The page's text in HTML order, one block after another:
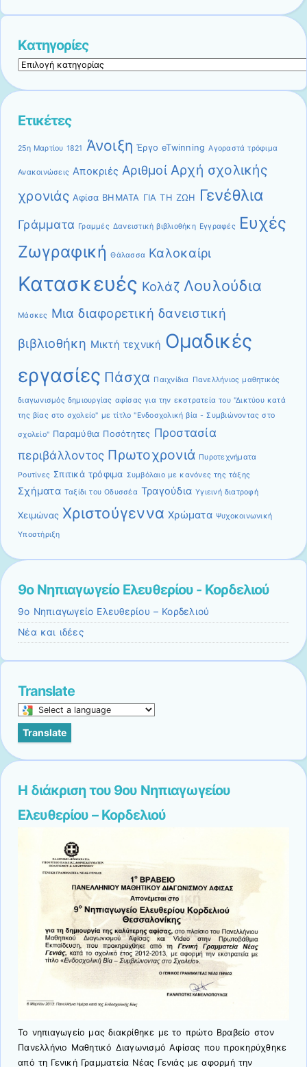
Kατηγορίες
Kατηγορίες
Ετικέτες
25η Μαρτίου 1821 Άνοιξη Έργο eTwinning Αγοραστά τρόφιμα
Ανακοινώσεις Αποκριές Αριθμοί Αρχή σχολικής
χρονιάς Αφίσα ΒΗΜΑΤΑ ΓΙΑ ΤΗ ΖΩΗ Γενέθλια
Γράμματα Γραμμές Δανειστική βιβλιοθήκη Εγγραφές
Ευχές
Ζωγραφική Θάλασσα Καλοκαίρι
Κατασκευές Κολάζ Λουλούδια
Μάσκες
Μια διαφορετική δανειστική
βιβλιοθήκη Μικτή τεχνική Ομαδικές
εργασίες Πάσχα Παιχνίδια Πανελλήνιος μαθητικός
διαγωνισμός δημιουργίας αφίσας για την εκστρατεία του "Δικτύου κατά
της βίας στο σχολείο" με τίτλο "Ενδοσχολική βία - Συμβιώνοντας στο
σχολείο" Παραμύθια Ποσότητες Προστασία
περιβάλλοντος Πρωτοχρονιά Πυροτεχνήματα
Ρουτίνες Σπιτικά τρόφιμα Συμβόλαιο με κανόνες της τάξης
Σχήματα Ταξίδι του Οδυσσέα Τραγούδια Υγιεινή διατροφή
Χειμώνας Χριστούγεννα Χρώματα Ψυχοκοινωνική
Υποστήριξη
9ο Νηπιαγωγείο Ελευθερίου - Κορδελιού
9ο Νηπιαγωγείο Ελευθερίου – Κορδελιού
Νέα και ιδέες
Translate
Select
a
language
to
this
Translate
Η διάκριση του 9ου Νηπιαγωγείου
Ελευθερίου – Κορδελιού
Το νηπιαγωγείο μας διακρίθηκε με το πρώτο Βραβείο στον
Πανελλήνιο Μαθητικό Διαγωνισμό Αφίσας που προκηρύχθηκε
από τη Γενική Γραμματεία Νέας Γενιάς με αφορμή την